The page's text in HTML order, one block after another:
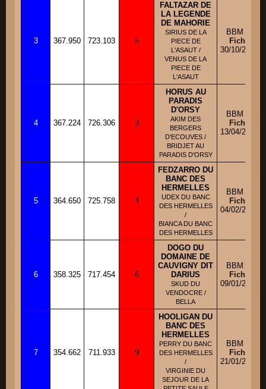
3 367.950 723.103 5
FALTAZAR DE
LA LEGENDE
DE MAHORIE
SIRIUS DE LA
PIECE DE
L'ASAUT /
VENUS DE LA
PIECE DE
L'ASAUT
BBM M
Fiche
30/10/2010
4 367.224 726.306 3
HORUS AU
PARADIS
D'ORSY
AKIM DES
BERGERS
D'ECOUVES /
BRIDJET AU
PARADIS D'ORSY
BBM M
Fiche
13/04/2012
5 364.650 725.758 4
FEDZARRO DU
BANC DES
HERMELLES
UDEX DU BANC
DES HERMELLES
/
BIANCA DU BANC
DES HERMELLES
BBM M
Fiche
04/02/2010
6 358.325 717.454 6
DOGO DU
DOMAINE DE
CAUVIGNY DIT
DARIUS
SKUD DU
VENDOCRE /
BELLA
BBM M
Fiche
09/01/2008
7 354.662 711.933 9
HOOLIGAN DU
BANC DES
HERMELLES
PERRY DU BANC
DES HERMELLES
/
VIRGINIE DU
SEJOUR DE LA
BBM M
Fiche
21/01/2012